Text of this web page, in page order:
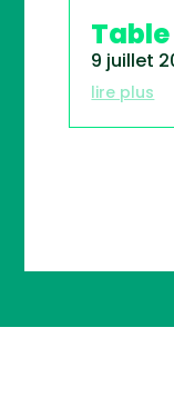
9 juillet
lire plus